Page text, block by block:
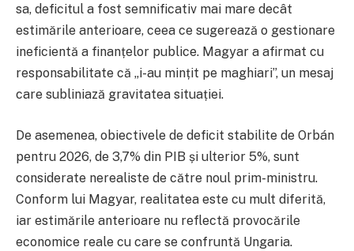
sa, deficitul a fost semnificativ mai mare decât
estimările anterioare, ceea ce sugerează o gestionare
ineficientă a finanțelor publice. Magyar a afirmat cu
responsabilitate că „i-au mințit pe maghiari”, un mesaj
care subliniază gravitatea situației.
De asemenea, obiectivele de deficit stabilite de Orbán
pentru 2026, de 3,7% din PIB și ulterior 5%, sunt
considerate nerealiste de către noul prim-ministru.
Conform lui Magyar, realitatea este cu mult diferită,
iar estimările anterioare nu reflectă provocările
economice reale cu care se confruntă Ungaria.